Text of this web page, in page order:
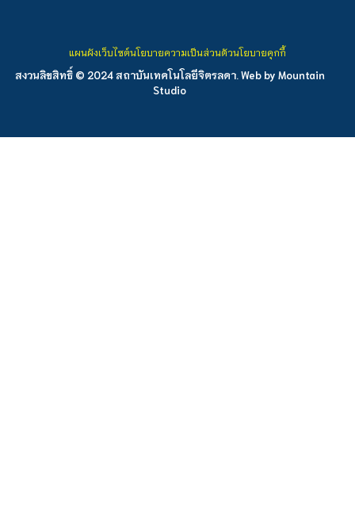
สงวนลิขสิทธิ์ © 2024 สถาบันเทคโนโลยีจิตรลดา. Web by Mountain
Studio
แผนผังเว็บไซต์นโยบายความเป็นส่วนตัวนโยบายคุกกี้